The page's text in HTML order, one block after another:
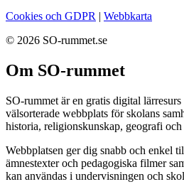
Cookies och GDPR | Webbkarta
© 2026 SO-rummet.se
Om SO-rummet
SO-rummet är en gratis digital
välsorterade webbplats för skolans
historia, religionskunskap, geografi och
Webbplatsen ger dig snabb och enkel
ämnestexter och pedagogiska filmer
kan användas i undervisningen och